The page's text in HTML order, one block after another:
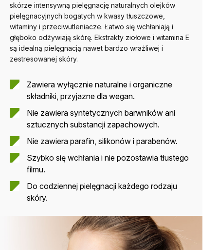
skórze intensywną pielęgnację naturalnych olejków
pielęgnacyjnych bogatych w kwasy tłuszczowe,
witaminy i przeciwutleniacze. Łatwo się wchłaniają i
głęboko odżywiają skórę. Ekstrakty ziołowe i witamina E
są idealną pielęgnacją nawet bardzo wrażliwej i
zestresowanej skóry.
Zawiera wyłącznie naturalne i organiczne
składniki, przyjazne dla wegan.
Nie zawiera syntetycznych barwników ani
sztucznych substancji zapachowych.
Nie zawiera parafin, silikonów i parabenów.
Szybko się wchłania i nie pozostawia tłustego
filmu.
Do codziennej pielęgnacji każdego rodzaju
skóry.